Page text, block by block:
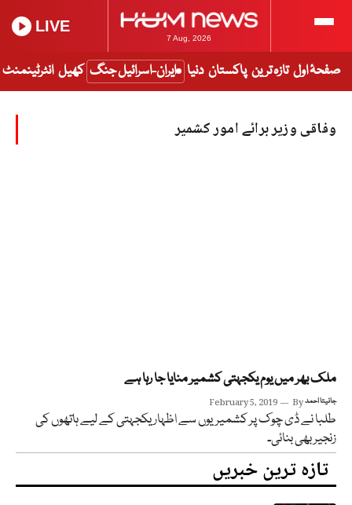
7 Aug, 2026
LIVE
صفحۂ اول تازہ ترین پاکستان دنیا ایران-اسرائیل جنگ کھیل انٹرٹینمنٹ
وفاقی وزیر برائے امور کشمیر
ملک بھر میں یوم یکجہتی کشمیر منایا جا رہا ہے
February 5, 2019 Byجانیتا احمد
طلبا نے ڈی چوک پر کشمیریوں سے اظہار یکجہتی کے لیے ہاتھوں کی
زنجیر بھی بنائی۔
تازہ ترین خبریں